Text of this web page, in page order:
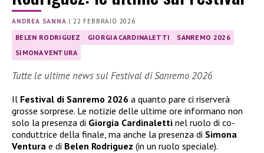
ANDREA SANNA | 22 FEBBRAIO 2026
BELEN RODRIGUEZ GIORGIA CARDINALETTI
SANREMO 2026
SIMONA VENTURA
Tutte le ultime news sul Festival di Sanremo 2026
Il Festival di Sanremo 2026 a quanto pare ci riserverà
grosse sorprese. Le notizie delle ultime ore informano non
solo la presenza di Giorgia Cardinaletti nel ruolo di co-
conduttrice della finale, ma anche la presenza di Simona
Ventura e di Belen Rodriguez (in un ruolo speciale).